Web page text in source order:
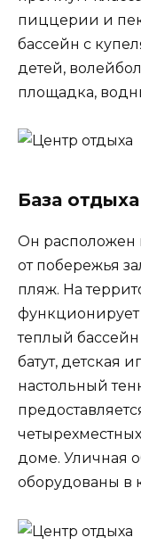
пиццерии и
бассейн с
детей,
площадка,
База
Он расположен
от побережья
пляж. На
теплый
батут, детская
настольный
доме. Уличная
оборудованы в